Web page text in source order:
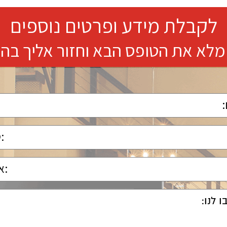
לקבלת מידע ופרטים נוספים
את הטופס הבא וחזור אליך